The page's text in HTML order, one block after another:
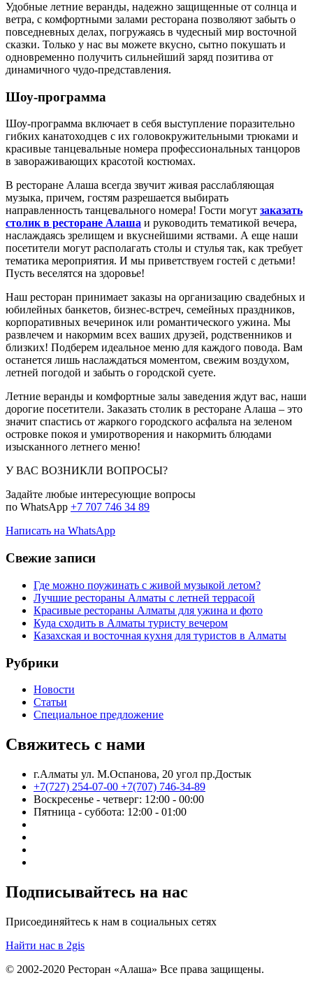
Удобные летние веранды, надежно защищенные от солнца и
ветра, с комфортными залами ресторана позволяют забыть о
повседневных делах, погружаясь в чудесный мир восточной
сказки. Только у нас вы можете вкусно, сытно покушать и
одновременно получить сильнейший заряд позитива от
динамичного чудо-представления.
Шоу-программа
Шоу-программа включает в себя выступление поразительно
гибких канатоходцев с их головокружительными трюками и
красивые танцевальные номера профессиональных танцоров
в завораживающих красотой костюмах.
В ресторане Алаша всегда звучит живая расслабляющая
музыка, причем, гостям разрешается выбирать
направленность танцевального номера! Гости могут заказать
столик в ресторане Алаша и руководить тематикой вечера,
наслаждаясь зрелищем и вкуснейшими яствами. А еще наши
посетители могут располагать столы и стулья так, как требует
тематика мероприятия. И мы приветствуем гостей с детьми!
Пусть веселятся на здоровье!
Наш ресторан принимает заказы на организацию свадебных и
юбилейных банкетов, бизнес-встреч, семейных праздников,
корпоративных вечеринок или романтического ужина. Мы
развлечем и накормим всех ваших друзей, родственников и
близких! Подберем идеальное меню для каждого повода. Вам
останется лишь наслаждаться моментом, свежим воздухом,
летней погодой и забыть о городской суете.
Летние веранды и комфортные залы заведения ждут вас, наши
дорогие посетители. Заказать столик в ресторане Алаша – это
значит спастись от жаркого городского асфальта на зеленом
островке покоя и умиротворения и накормить блюдами
изысканного летнего меню!
У ВАС ВОЗНИКЛИ ВОПРОСЫ?
Задайте любые интересующие вопросы
по WhatsApp +7 707 746 34 89
Написать на WhatsApp
Свежие записи
Где можно поужинать с живой музыкой летом?
Лучшие рестораны Алматы с летней террасой
Красивые рестораны Алматы для ужина и фото
Куда сходить в Алматы туристу вечером
Казахская и восточная кухня для туристов в Алматы
Рубрики
Новости
Статьи
Cпециальное предложение
Свяжитесь с нами
г.Алматы ул. М.Оспанова, 20 угол пр.Достык
+7(727) 254-07-00 +7(707) 746-34-89
Воскресенье - четверг: 12:00 - 00:00
Пятница - суббота: 12:00 - 01:00
Подписывайтесь на нас
Присоединяйтесь к нам в социальных сетях
Найти нас в 2gis
© 2002-2020 Ресторан «Алаша» Все права защищены.